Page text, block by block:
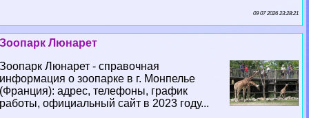
09 07 2026 23:28:21
Зоопарк Люнарет
Зоопарк Люнарет - справочная
информация о зоопарке в г. Монпелье
(Франция): адрес, телефоны, график
работы, официальный сайт в 2023 году...